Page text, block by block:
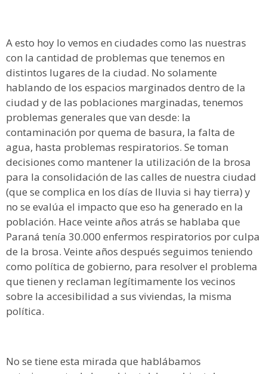
A esto hoy lo vemos en ciudades como las nuestras
con la cantidad de problemas que tenemos en
distintos lugares de la ciudad. No solamente
hablando de los espacios marginados dentro de la
ciudad y de las poblaciones marginadas, tenemos
problemas generales que van desde: la
contaminación por quema de basura, la falta de
agua, hasta problemas respiratorios. Se toman
decisiones como mantener la utilización de la brosa
para la consolidación de las calles de nuestra ciudad
(que se complica en los días de lluvia si hay tierra) y
no se evalúa el impacto que eso ha generado en la
población. Hace veinte años atrás se hablaba que
Paraná tenía 30.000 enfermos respiratorios por culpa
de la brosa. Veinte años después seguimos teniendo
como política de gobierno, para resolver el problema
que tienen y reclaman legítimamente los vecinos
sobre la accesibilidad a sus viviendas, la misma
política.
No se tiene esta mirada que hablábamos